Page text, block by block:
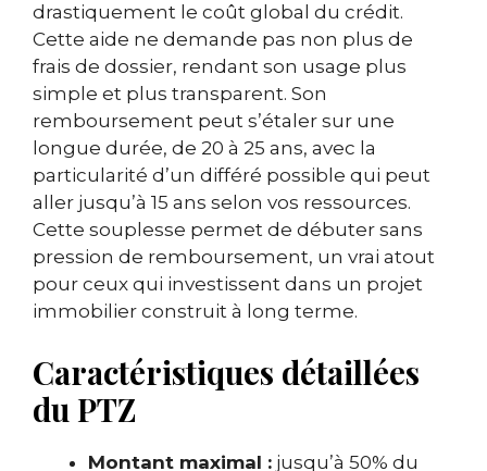
drastiquement le coût global du crédit.
Cette aide ne demande pas non plus de
frais de dossier, rendant son usage plus
simple et plus transparent. Son
remboursement peut s’étaler sur une
longue durée, de 20 à 25 ans, avec la
particularité d’un différé possible qui peut
aller jusqu’à 15 ans selon vos ressources.
Cette souplesse permet de débuter sans
pression de remboursement, un vrai atout
pour ceux qui investissent dans un projet
immobilier construit à long terme.
Caractéristiques détaillées
du PTZ
Montant maximal : jusqu’à 50% du